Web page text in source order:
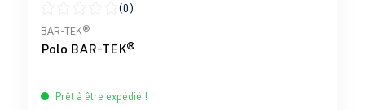
Note moyenne de 0 sur 5 étoiles
(0)
BAR-TEK®
Polo BAR-TEK®
Prêt à être expédié !